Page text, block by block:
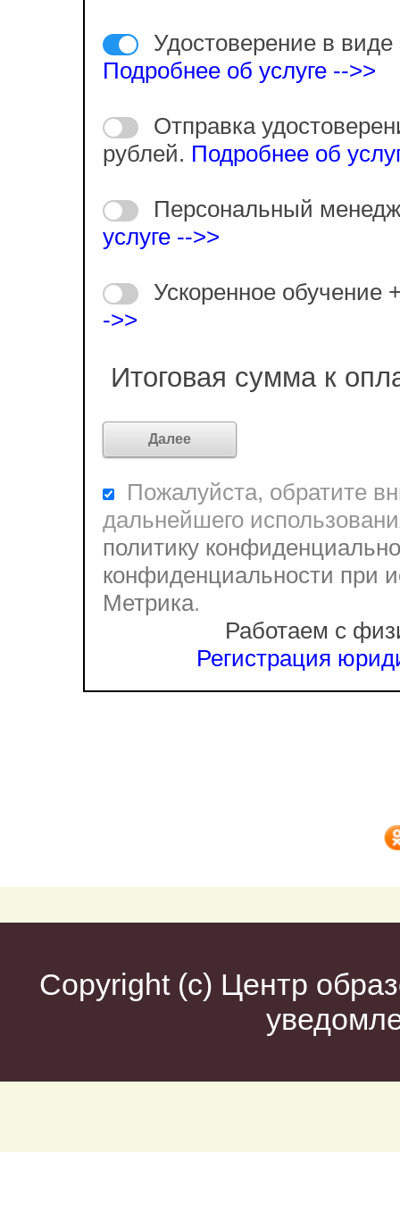
Удостоверение в виде
Подробнее об услуге -->>
Отправка
рублей. Подробнее об
Персональный
услуге -->>
Ускоренное обучение
->>
Итоговая сумма к
Пожалуйста, обратите
дальнейшего
политику
конфиденциальности при
Метрика.
Работаем с
Регистрация
Copyright (c) Центр